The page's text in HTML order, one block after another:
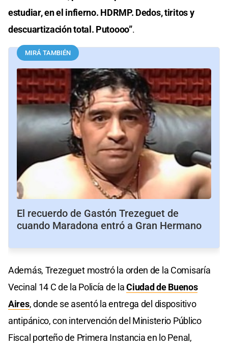
estudiar, en el infierno. HDRMP. Dedos, tiritos y
descuartización total. Putoooo”.
MIRÁ TAMBIÉN
El recuerdo de Gastón Trezeguet de
cuando Maradona entró a Gran Hermano
Además, Trezeguet mostró la orden de la Comisaría
Vecinal 14 C de la Policía de laCiudad de Buenos
Aires, donde se asentó la entrega del dispositivo
antipánico, con intervención del Ministerio Público
Fiscal porteño de Primera Instancia en lo Penal,